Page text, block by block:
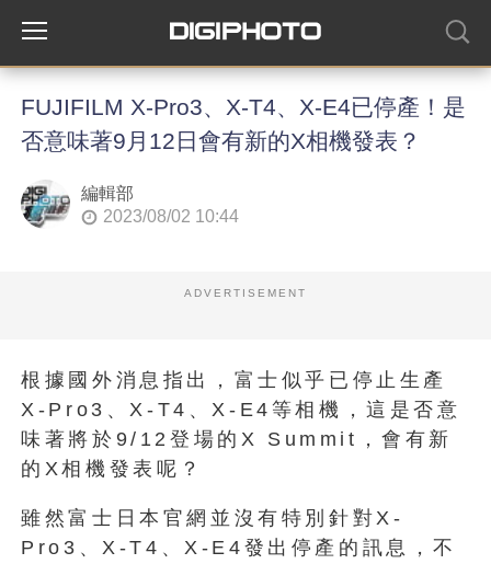
FUJIFILM X-Pro3、X-T4、X-E4已停產！是
否意味著9月12日會有新的X相機發表？
編輯部
2023/08/02 10:44
ADVERTISEMENT
根據國外消息指出，富士似乎已停止生產
X-Pro3、X-T4、X-E4等相機，這是否意
味著將於9/12登場的X Summit，會有新
的X相機發表呢？
雖然富士日本官網並沒有特別針對X-
Pro3、X-T4、X-E4發出停產的訊息，不